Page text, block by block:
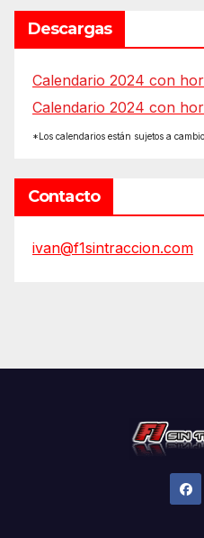
Descargas
Calendario 2024 con
Calendario 2024 con
*Los calendarios están sujetos a
Contacto
ivan@f1sintraccion.com